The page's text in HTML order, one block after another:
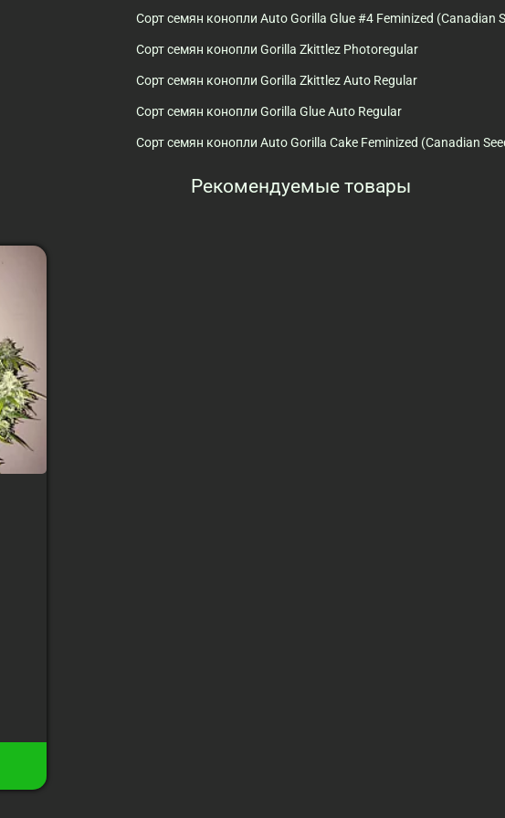
Сорт семян конопли Auto Gorilla Glue #4 Feminized (Canadian
Сорт семян конопли Gorilla Zkittlez Photoregular
Сорт семян конопли Gorilla Zkittlez Auto Regular
Сорт семян конопли Gorilla Glue Auto Regular
Сорт семян конопли Auto Gorilla Cake Feminized (Canadian
Рекомендуемые товары